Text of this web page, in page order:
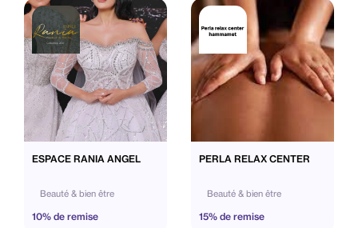
ESPACE RANIA ANGEL
Beauté & bien être
10% de remise
PERLA RELAX CENTER
Beauté & bien être
15% de remise